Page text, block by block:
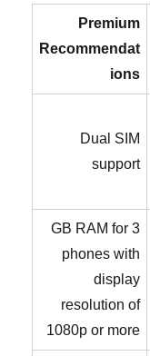
Premium
Recommendat
ions
Dual SIM
support
3 GB RAM for
phones with
display
resolution of
1080p or more